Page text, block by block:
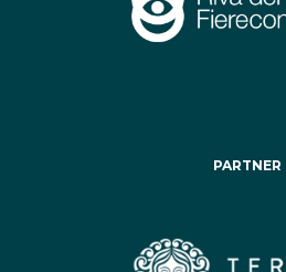
PARTNER